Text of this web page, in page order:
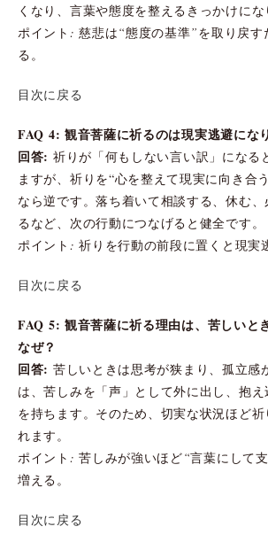
くなり、言葉や態度を整えるきっかけにな
ポイント: 慈悲は“態度の基準”を取り戻す
る。
目次に戻る
FAQ 4: 観音菩薩に祈るのは現実逃避にな
回答: 祈りが「何もしない言い訳」になる
ますが、祈りを“心を整えて現実に向き合
なら逆です。落ち着いて相談する、休む
るなど、次の行動につなげると健全です。
ポイント: 祈りを行動の前段に置くと現実
目次に戻る
FAQ 5: 観音菩薩に祈る理由は、苦しいと
なぜ？
回答: 苦しいときは思考が狭まり、孤立感
は、苦しみを「声」として外に出し、抱え
を持ちます。そのため、切実な状況ほど
れます。
ポイント: 苦しみが強いほど“言葉にして
増える。
目次に戻る